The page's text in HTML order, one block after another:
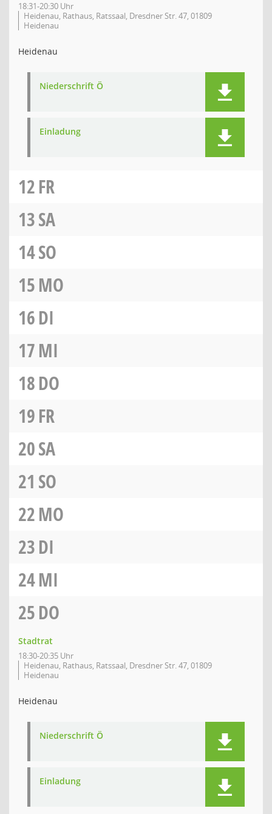
18:31-20:30 Uhr
Heidenau, Rathaus, Ratssaal, Dresdner Str. 47, 01809
Heidenau
Heidenau
Niederschrift Ö
Einladung
12FR
13SA
14SO
15MO
16DI
17MI
18DO
19FR
20SA
21 SO
22MO
23DI
24MI
25DO
Stadtrat
18:30-20:35 Uhr
Heidenau, Rathaus, Ratssaal, Dresdner Str. 47, 01809
Heidenau
Heidenau
Niederschrift Ö
Einladung